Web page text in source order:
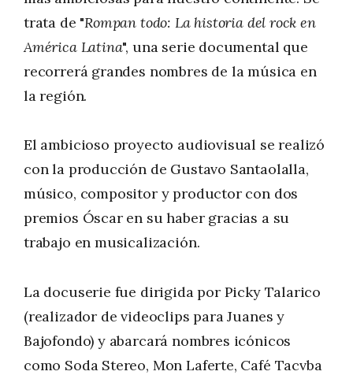
trata de "Rompan todo: La historia del rock en
América Latina", una serie documental que
recorrerá grandes nombres de la música en
la región.
El ambicioso proyecto audiovisual se realizó
con la producción de Gustavo Santaolalla,
músico, compositor y productor con dos
premios Óscar en su haber gracias a su
trabajo en musicalización.
La docuserie fue dirigida por Picky Talarico
(realizador de videoclips para Juanes y
Bajofondo) y abarcará nombres icónicos
como Soda Stereo, Mon Laferte, Café Tacvba